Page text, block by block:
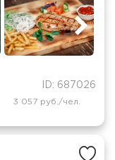
ID: 687026
3 057 руб./чел.